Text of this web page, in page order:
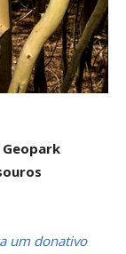
um donativo